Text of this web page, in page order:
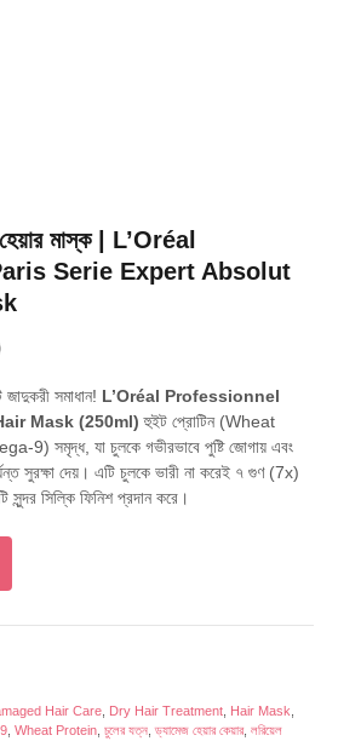
হেয়ার মাস্ক | L’Oréal
Serie Expert Absolut
Current
price
is:
₹892.00.
সমাধান! L’Oréal Professionnel
Mask (250ml) হুইট প্রোটিন (Wheat
9) সমৃদ্ধ, যা চুলকে গভীরভাবে পুষ্টি জোগায় এবং
সুরক্ষা দেয়। এটি চুলকে ভারী না করেই ৭ গুণ (7x)
সিল্কি ফিনিশ প্রদান করে।
Hair Care Dry Hair Treatment Hair Mask
Wheat Protein চুলের যত্ন ,ড্যামেজ হেয়ার কেয়ার, লরিয়েল